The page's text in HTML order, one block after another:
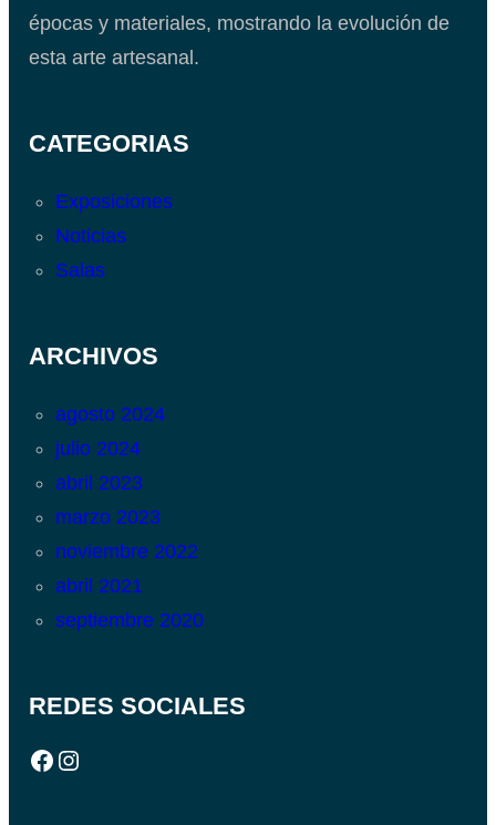
épocas y materiales, mostrando la evolución de
esta arte artesanal.
CATEGORIAS
Exposiciones
Noticias
Salas
ARCHIVOS
agosto 2024
julio 2024
abril 2023
marzo 2023
noviembre 2022
abril 2021
septiembre 2020
REDES SOCIALES
Facebook Instagram